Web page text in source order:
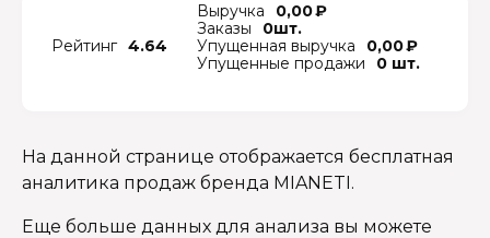
Рейтинг 4.64
Выручка
0,00 ₽
Заказы
0шт.
Упущенная выручка
0,00 ₽
Упущенные продажи
0 шт.
На данной странице отображается бесплатная
аналитика продаж бренда MIANETI.
Еще больше данных для анализа вы можете